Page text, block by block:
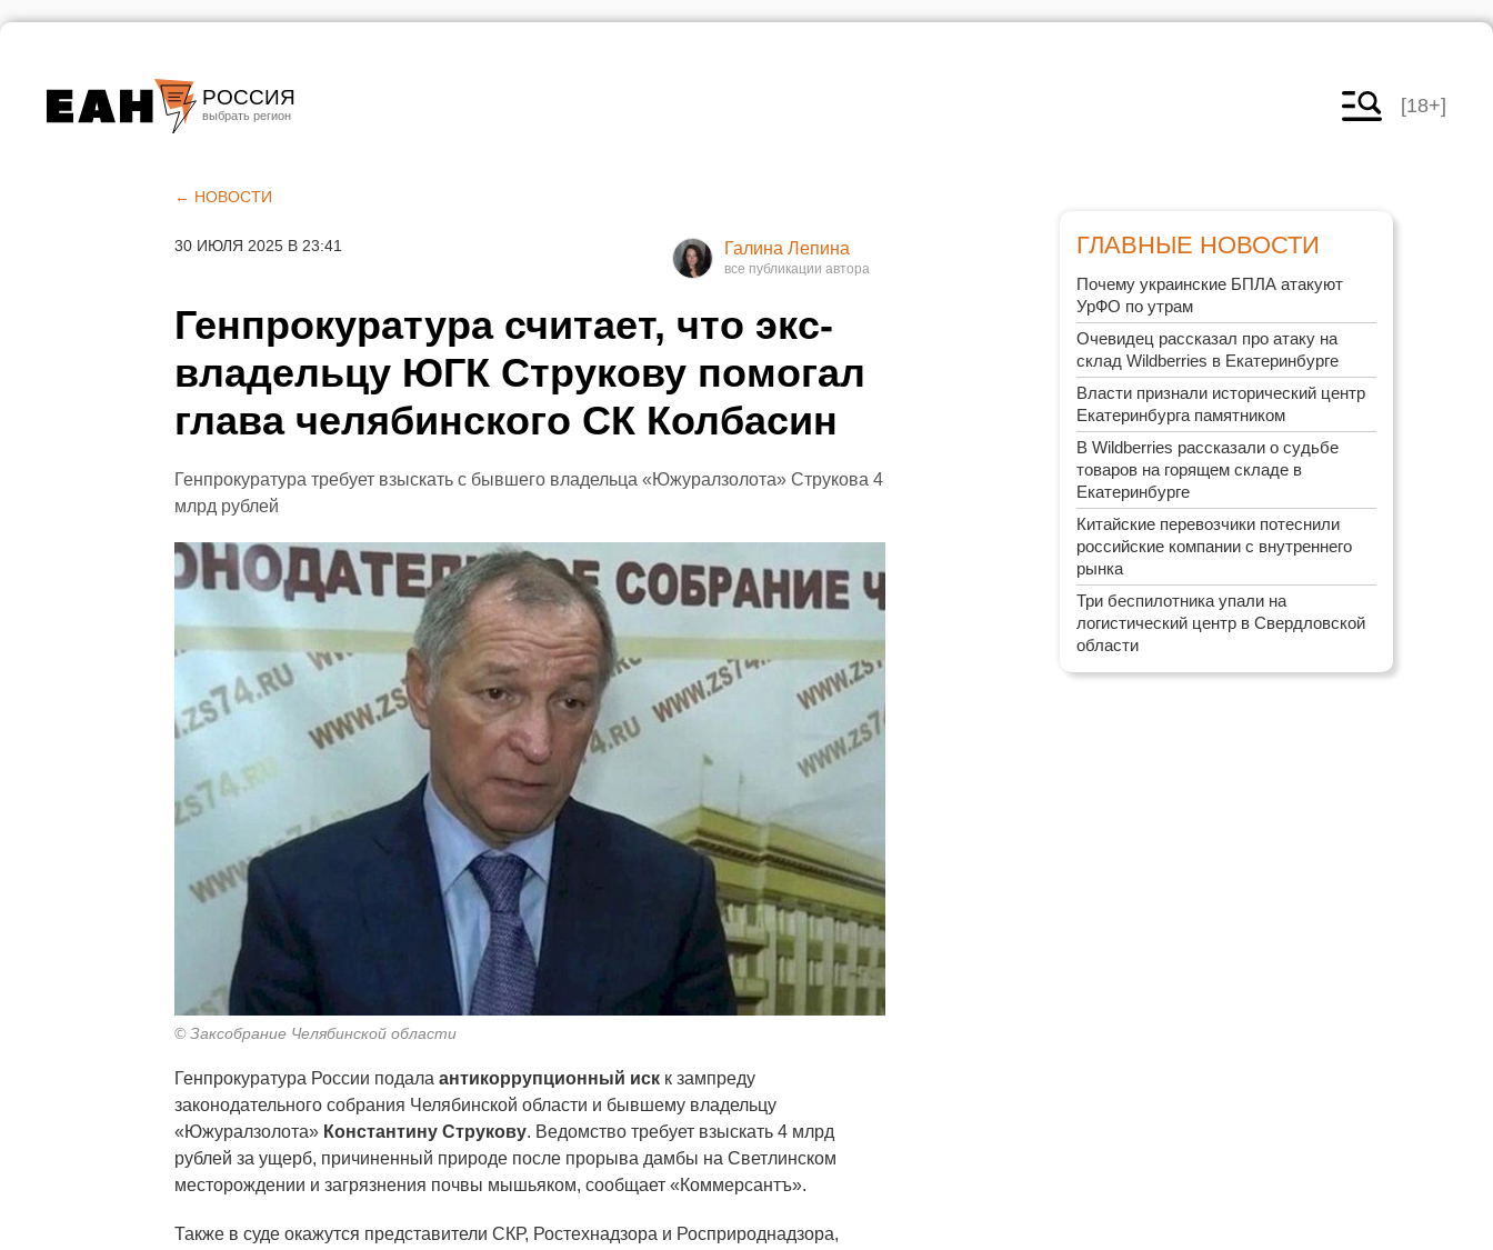
РОССИЯ
Челябинск
[18+]
← НОВОСТИ
30 ИЮЛЯ 2025 В 23:41 Галина Лепина
Генпрокуратура считает, что экс-
владельцу ЮГК Струкову помогал
глава челябинского СК Колбасин
Генпрокуратура требует взыскать с бывшего владельца «Южуралзолота» Струкова 4
млрд рублей
© Заксобрание Челябинской области
Генпрокуратура России подала антикоррупционный иск к зампреду
законодательного собрания Челябинской области и бывшему владельцу
«Южуралзолота» Константину Струкову. Ведомство требует взыскать 4 млрд
рублей за ущерб, причиненный природе после прорыва дамбы на Светлинском
месторождении и загрязнения почвы мышьяком, сообщает «Коммерсантъ».
Также в суде окажутся представители СКР, Ростехнадзора и Росприроднадзора,
ГЛАВНЫЕ НОВОСТИ
Почему украинские БПЛА атакуют
УрФО по утрам
Очевидец рассказал про атаку на
склад Wildberries в Екатеринбурге
Власти признали исторический центр
Екатеринбурга памятником
В Wildberries рассказали о судьбе
товаров на горящем складе в
Екатеринбурге
Китайские перевозчики потеснили
российские компании с внутреннего
рынка
Три беспилотника упали на
логистический центр в Свердловской
области